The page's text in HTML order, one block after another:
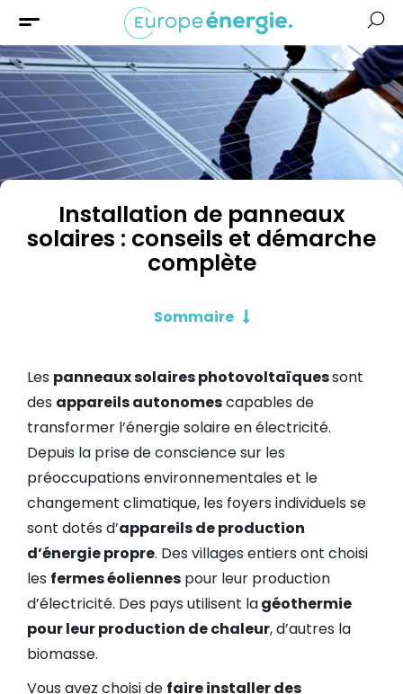
Installation de panneaux
solaires : conseils et démarche
complète
Sommaire
Les panneaux solaires photovoltaïquessont
des appareils autonomescapables de
transformer l’énergie solaire en électricité.
Depuis la prise de conscience sur les
préoccupations environnementales et le
changement climatique, les foyers individuels se
sont dotés d’appareils de production
d’énergie propre. Des villages entiers ont choisi
les fermes éoliennes pour leur production
d’électricité. Des pays utilisent lagéothermie
pour leur production de chaleur, d’autres la
biomasse.
Vous avez choisi de faire installer des
Solaire Chauffage Isolation
Aides &
Financement